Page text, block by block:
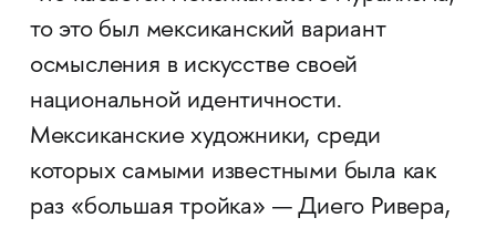
то это был мексиканский вариант
осмысления в искусстве своей
национальной идентичности.
Мексиканские художники, среди
которых самыми известными была как
раз «большая тройка» — Диего Ривера,